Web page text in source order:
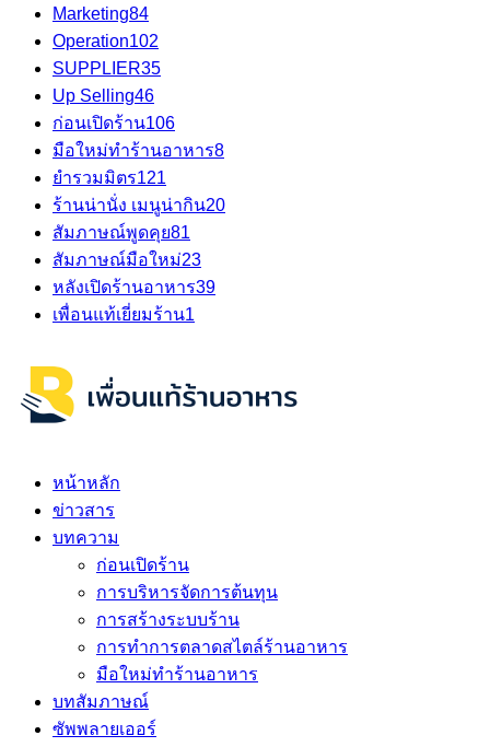
Marketing84
Operation102
SUPPLIER35
Up Selling46
ก่อนเปิดร้าน106
มือใหม่ทำร้านอาหาร8
ยำรวมมิตร121
ร้านน่านั่ง เมนูน่ากิน20
สัมภาษณ์พูดคุย81
สัมภาษณ์มือใหม่23
หลังเปิดร้านอาหาร39
เพื่อนแท้เยี่ยมร้าน1
หน้าหลัก
ข่าวสาร
บทความ
ก่อนเปิดร้าน
การบริหารจัดการต้นทุน
การสร้างระบบร้าน
การทำการตลาดสไตล์ร้านอาหาร
มือใหม่ทำร้านอาหาร
บทสัมภาษณ์
ซัพพลายเออร์